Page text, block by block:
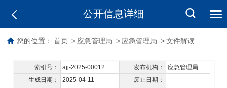
公开信息详细
您的位置： 首页 > 应急管理局 > 应急管理局 > 文件解读
索引号： ajj-2025-00012 发布机构：
应急管理局
生成日期：
2025-04-11
废止日期：